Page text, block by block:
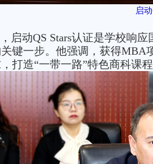
启
启动QS Stars认证是学校响
键一步。他强调，获得MBA
打造“一带一路”特色商科课